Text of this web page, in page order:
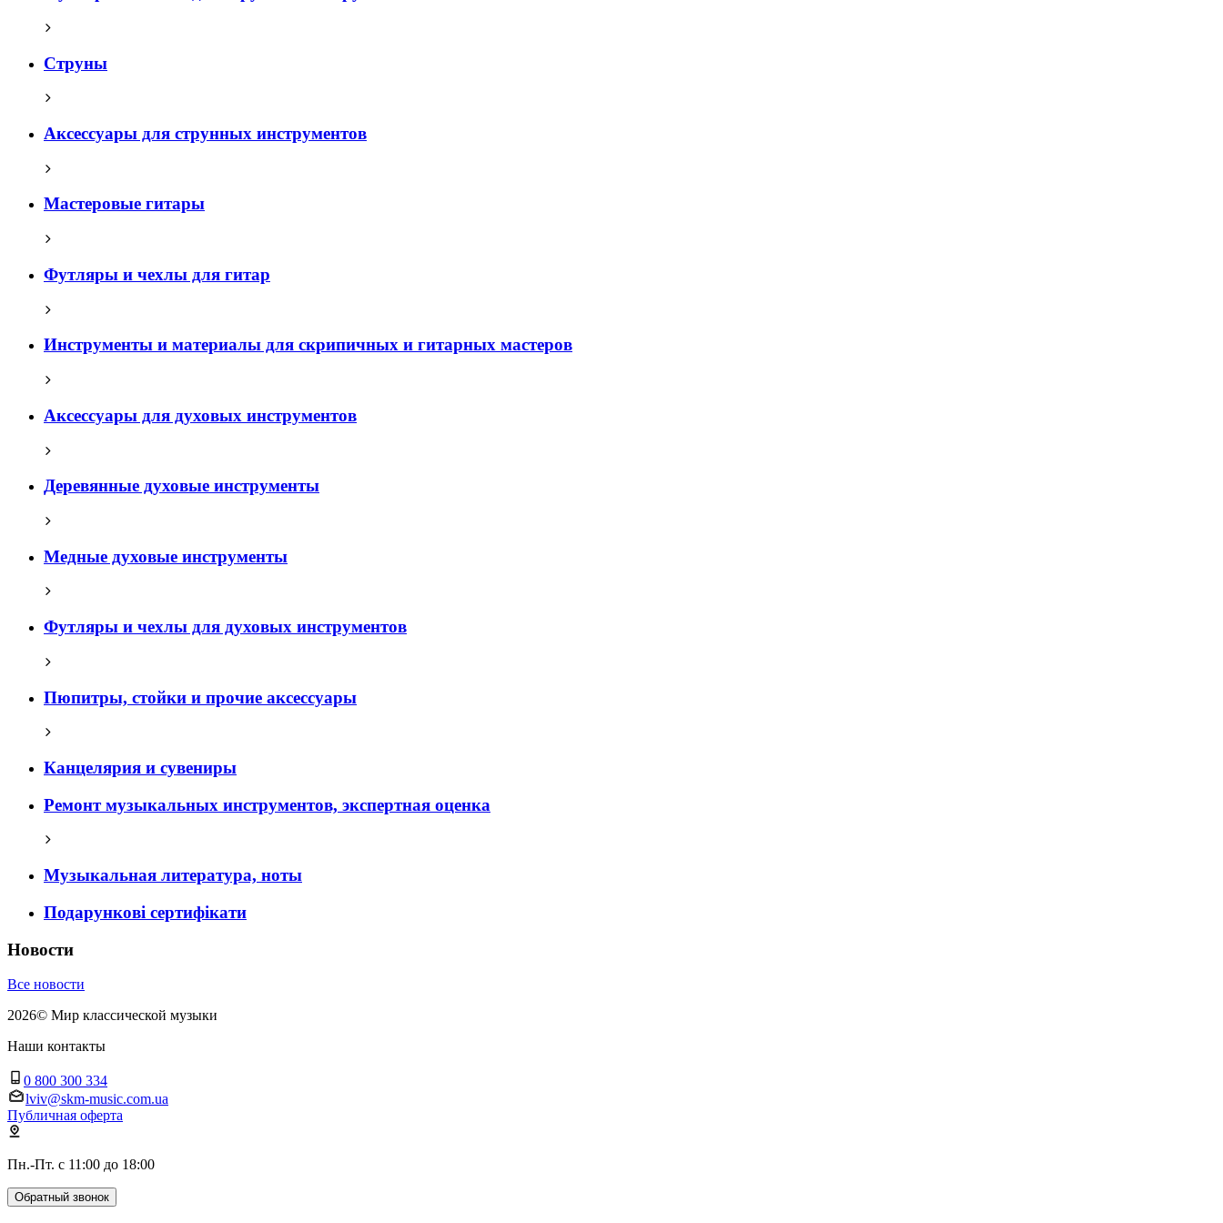
Струны
Аксессуары для струнных инструментов
Мастеровые гитары
Футляры и чехлы для гитар
Инструменты и материалы для скрипичных и гитарных мастеров
Аксессуары для духовых инструментов
Деревянные духовые инструменты
Медные духовые инструменты
Футляры и чехлы для духовых инструментов
Пюпитры, стойки и прочие аксессуары
Канцелярия и сувениры
Ремонт музыкальных инструментов, экспертная оценка
Музыкальная литература, ноты
Подарункові сертифікати
Новости
Все новости
2026© Мир классической музыки
Наши контакты
0 800 300 334
lviv@skm-music.com.ua
Публичная оферта
Пн.-Пт. с 11:00 до 18:00
Обратный звонок